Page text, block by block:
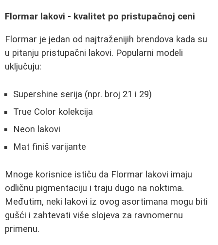
Flormar lakovi - kvalitet po pristupačnoj ceni
Flormar je jedan od najtraženijih brendova kada su
u pitanju pristupačni lakovi. Popularni modeli
uključuju:
Supershine serija (npr. broj 21 i 29)
True Color kolekcija
Neon lakovi
Mat finiš varijante
Mnoge korisnice ističu da Flormar lakovi imaju
odličnu pigmentaciju i traju dugo na noktima.
Međutim, neki lakovi iz ovog asortimana mogu biti
gušći i zahtevati više slojeva za ravnomernu
primenu.